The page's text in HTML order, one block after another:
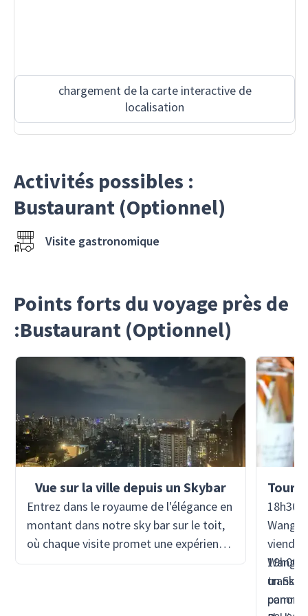
chargement de la carte interactive de
localisation
Activités possibles :
Bustaurant (Optionnel)
Visite gastronomique
Points forts du voyage près de
:Bustaurant (Optionnel)
Vue sur la ville depuis un Skybar
Entrez dans le royaume de l'élégance en
montant dans notre sky bar sur le toit,
où chaque visite promet une expérience
inoubliable. Perché au-dessus du
18h30
19h00
un Sky